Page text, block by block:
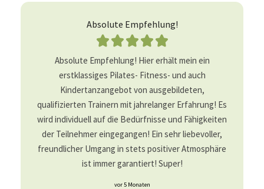
Absolute Empfehlung!

Absolute Empfehlung! Hier erhält mein ein
erstklassiges Pilates- Fitness- und auch
Kindertanzangebot von ausgebildeten,
qualifizierten Trainern mit jahrelanger Erfahrung! Es
wird individuell auf die Bedürfnisse und Fähigkeiten
der Teilnehmer eingegangen! Ein sehr liebevoller,
freundlicher Umgang in stets positiver Atmosphäre
ist immer garantiert! Super!
vor 5 Monaten